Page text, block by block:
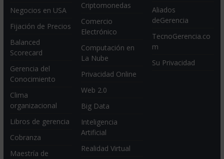
Negocios en USA
Fijación de Precios
Balanced
Scorecard
Gerencia del
Conocimiento
Clima
organizacional
Libros de gerencia
Cobranza
Maestría de
Criptomonedas
Comercio
Electrónico
Computación en
La Nube
Privacidad Online
Web 2.0
Big Data
Inteligencia
Artificial
Realidad Virtual
Aliados
deGerencia
TecnoGerencia.co
m
Su Privacidad